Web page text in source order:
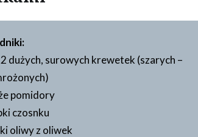
dużych, surowych krewetek (szarych –
pomidory
czosnku
oliwy z oliwek